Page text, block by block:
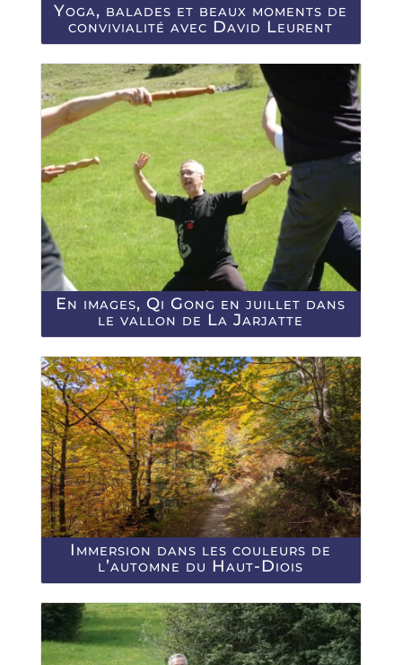
Yoga, balades et beaux moments de
convivialité avec David Leurent
En images, Qi Gong en juillet dans
le vallon de La Jarjatte
Immersion dans les couleurs de
l’automne du Haut-Diois